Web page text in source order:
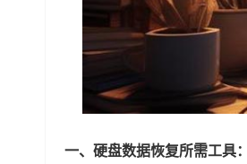
一、硬盘数据恢复所需工具：